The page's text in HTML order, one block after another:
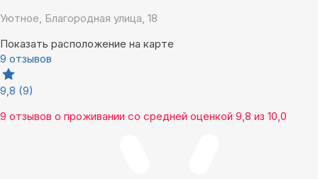
Уютное, Благородная улица, 18
Показать расположение на карте
9 отзывов
9,8 (9)
9 отзывов о проживании со средней оценкой 9,8 из 10,0